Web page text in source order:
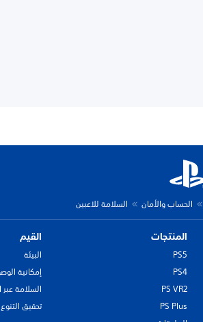
الحساب والأمان السلامة للاعبين
المنتجات
PS5
PS4
PS VR2
PS Plus
القيم
البيئة
إمكانية
السلامة عبر
تحقيق